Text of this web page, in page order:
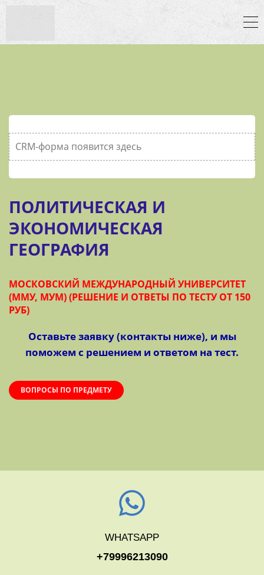
CRM-форма появится здесь
ПОЛИТИЧЕСКАЯ И
ЭКОНОМИЧЕСКАЯ
ГЕОГРАФИЯ
МОСКОВСКИЙ МЕЖДУНАРОДНЫЙ УНИВЕРСИТЕТ
(ММУ, МУМ) (РЕШЕНИЕ И ОТВЕТЫ ПО ТЕСТУ ОТ 150
РУБ)
Оставьте заявку (контакты ниже), и мы
поможем с решением и ответом на тест.
ВОПРОСЫ ПО ПРЕДМЕТУ
WHATSAPP
+79996213090